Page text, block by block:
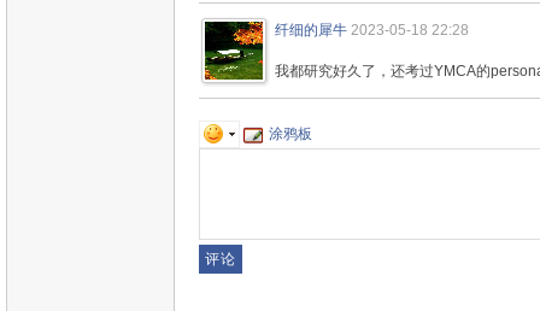
纤细的犀牛 2023-05-18 22:28
我都研究好久了，还考过YMCA的
涂鸦板